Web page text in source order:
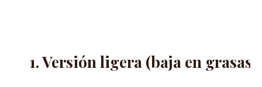
1. Versión ligera (baja en grasas)